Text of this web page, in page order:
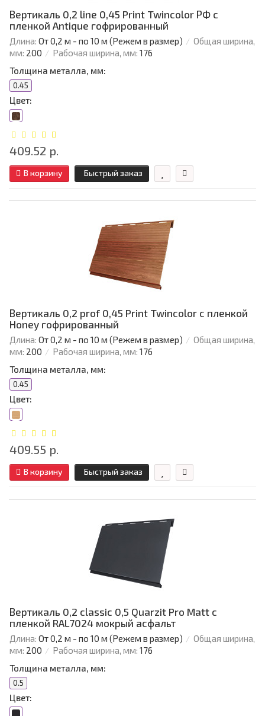
Вертикаль 0,2 line 0,45 Print Twincolor РФ с
пленкой Antique гофрированный
Длина: От 0,2 м - по 10 м (Режем в размер)
Общая ширина,
мм: 200 Рабочая ширина, мм: 176
Толщина металла, мм:
0.45
Цвет:
409.52 р.
В корзину Быстрый заказ
Вертикаль 0,2 prof 0,45 Print Twincolor с пленкой
Honey гофрированный
Длина: От 0,2 м - по 10 м (Режем в размер)
Общая ширина,
мм: 200 Рабочая ширина, мм: 176
Толщина металла, мм:
0.45
Цвет:
409.55 р.
В корзину Быстрый заказ
Вертикаль 0,2 classic 0,5 Quarzit Pro Matt с
пленкой RAL7024 мокрый асфальт
Длина: От 0,2 м - по 10 м (Режем в размер)
Общая ширина,
мм: 200 Рабочая ширина, мм: 176
Толщина металла, мм:
0.5
Цвет: